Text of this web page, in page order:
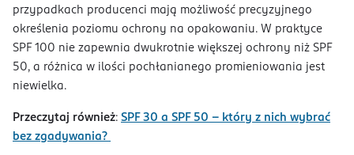
przypadkach producenci mają możliwość precyzyjnego
określenia poziomu ochrony na opakowaniu. W praktyce
SPF 100 nie zapewnia dwukrotnie większej ochrony niż SPF
50, a różnica w ilości pochłanianego promieniowania jest
niewielka.
Przeczytaj również: SPF 30 a SPF 50 – który z nich wybrać
bez zgadywania?